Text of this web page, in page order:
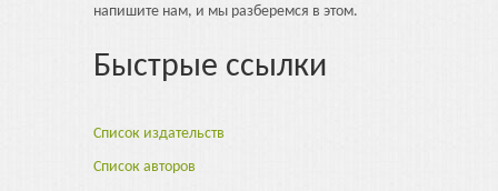
напишите нам, и мы разберемся в этом.
Быстрые ссылки
Список издательств
Список авторов